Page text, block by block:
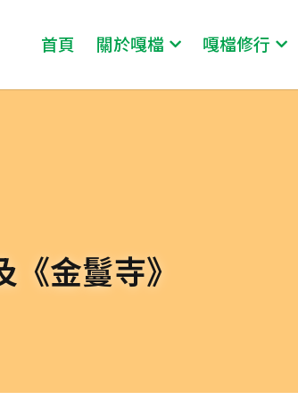
首頁 關於嘎檔 嘎檔修行
《金鬘寺》